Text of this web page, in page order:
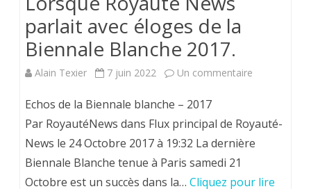
parlait avec éloges de la
Biennale Blanche 2017.
Alain Texier 7 juin 2022 Un commentaire
Royauté
News
Echos de la Biennale blanche – 2017
Par RoyautéNews dans Flux principal de Royauté-
News le 24 Octobre 2017 à 19:32 La dernière
Biennale Blanche tenue à Paris samedi 21
Octobre est un succès dans la… Cliquez pour lire